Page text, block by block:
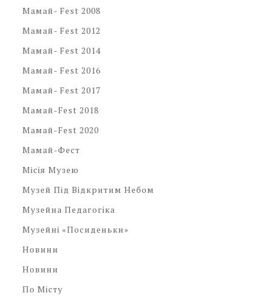
Мамай- Fest 2008
Мамай- Fest 2012
Мамай- Fest 2014
Мамай- Fest 2016
Мамай- Fest 2017
Мамай-Fest 2018
Мамай-Fest 2020
Мамай-Фест
Місія Музею
Музей Під Відкритим Небом
Музейна Педагогіка
Музейні «посиденьки»
Новини
Новини
По Місту